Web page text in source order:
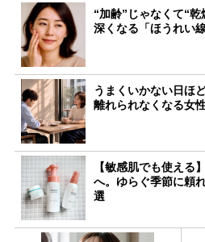
“加齢”じゃなくて“
深くなる「ほうれい
うまくいかない日ほ
離れられなくなる女
【敏感肌でも使える
へ。ゆらぐ季節に頼
選